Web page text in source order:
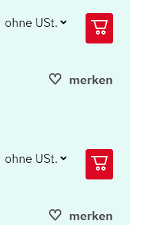
merken
merken